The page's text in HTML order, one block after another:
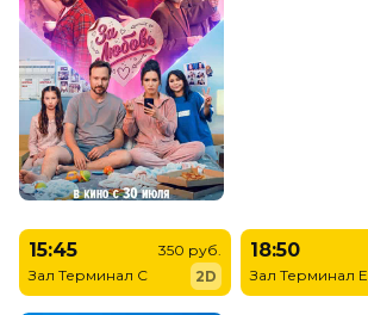
15:45
Зал Терминал C
350 руб.
2D
18:50
Зал Терминал E